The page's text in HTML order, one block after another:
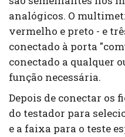
analógicos. O
vermelho e preto - e
conectado à porta
conectado a qualquer
função necessária.
Depois de conectar os
do testador para
e a faixa para o teste